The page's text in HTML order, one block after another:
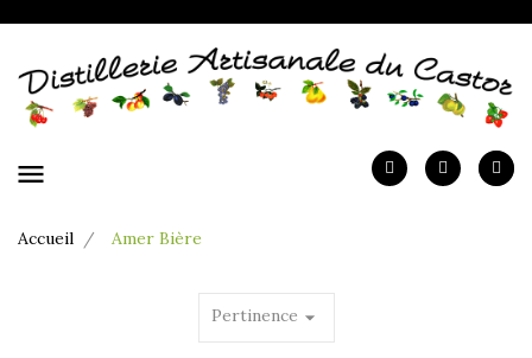
menu
Accueil Amer Bière
Pertinence arrow_drop_down